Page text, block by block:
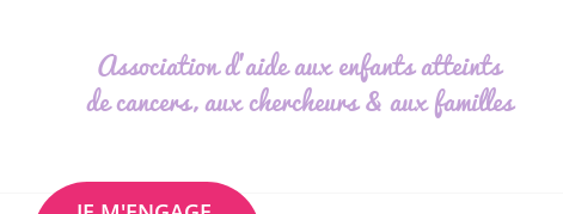
Association d'aide aux enfants atteints
de cancers, aux chercheurs & aux familles